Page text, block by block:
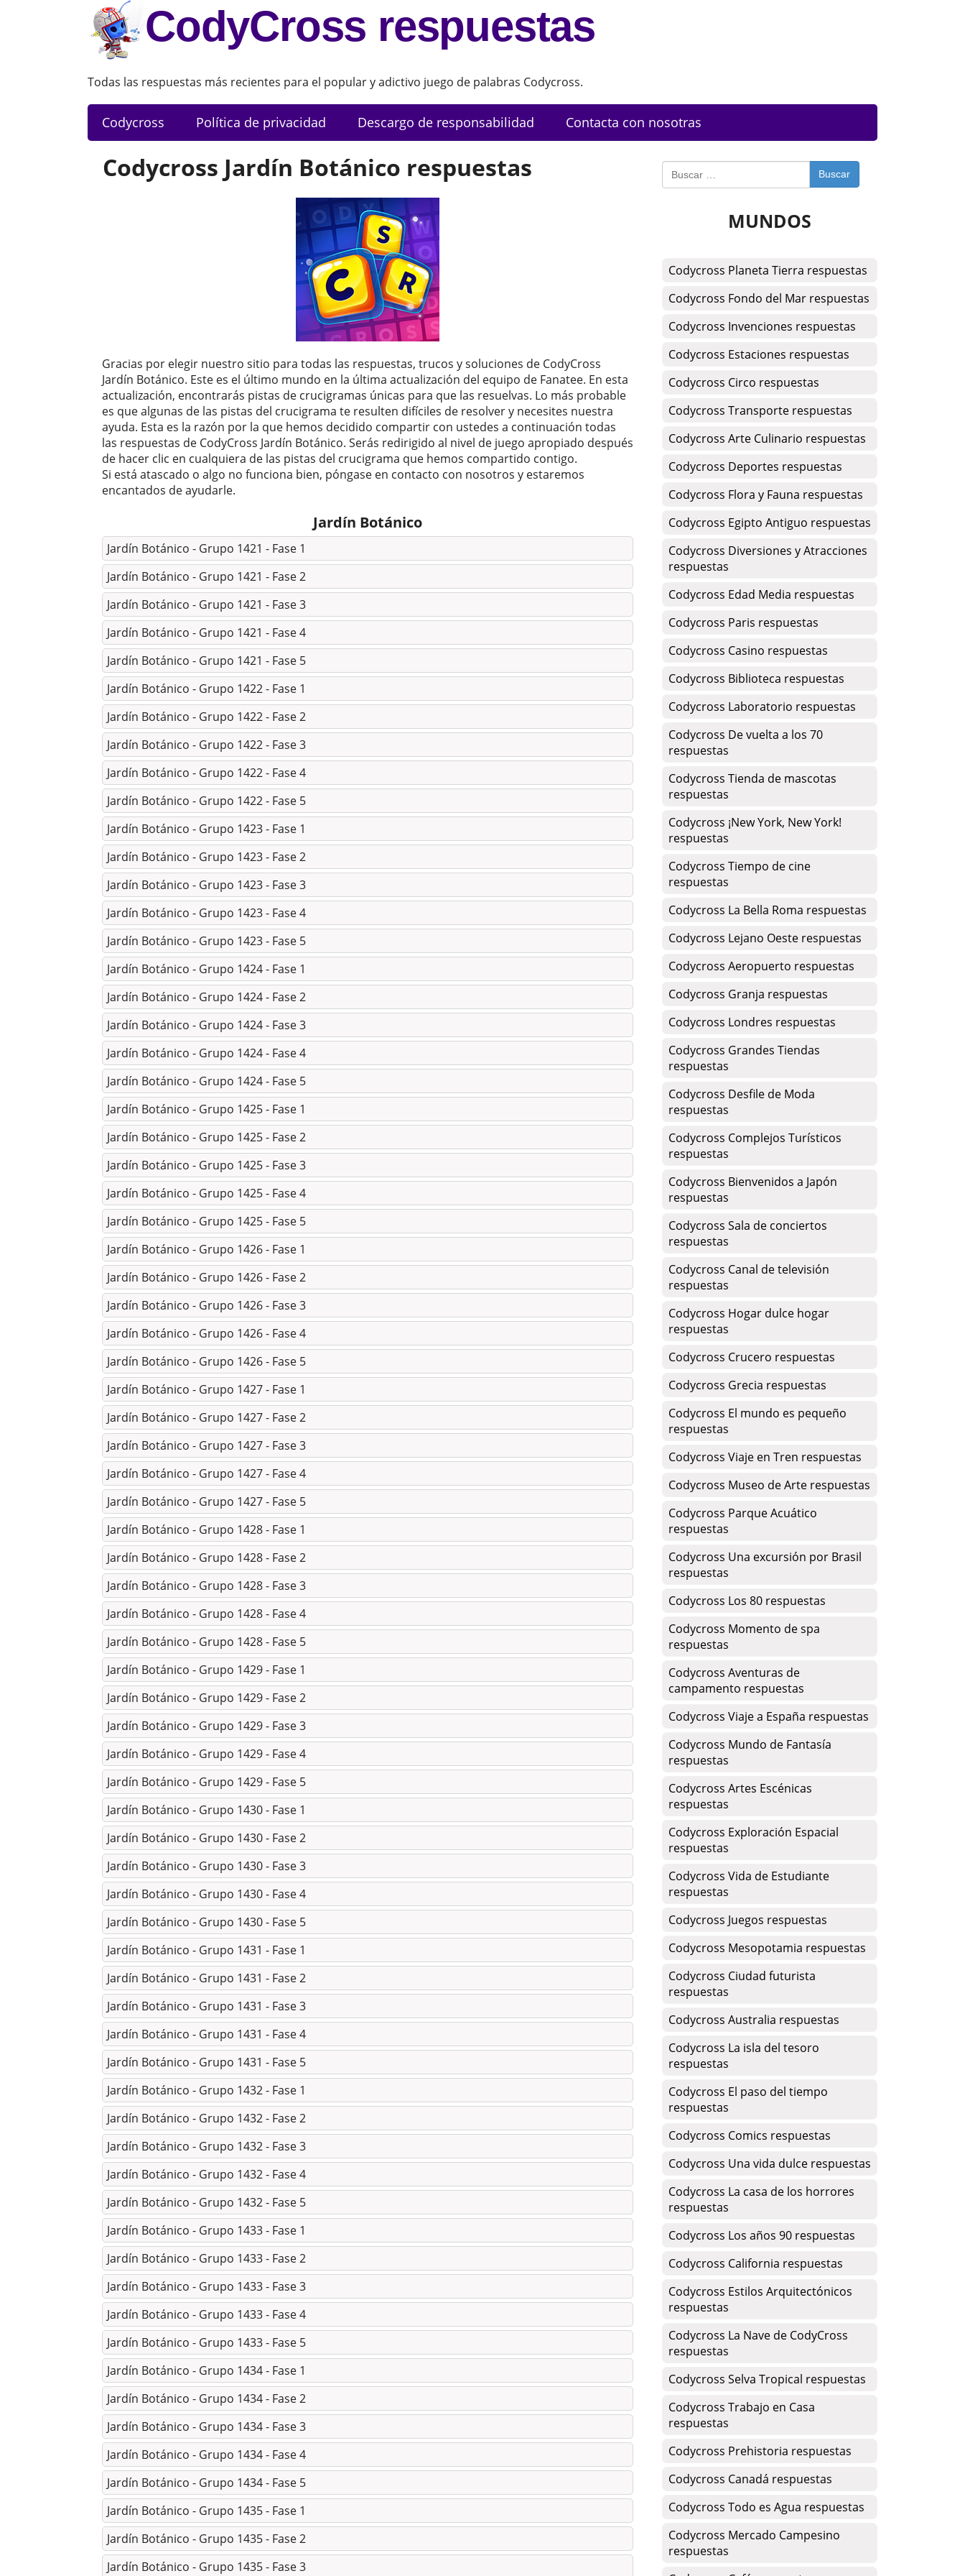
CodyCross respuestas
Todas las respuestas más recientes para el popular y adictivo juego de palabras Codycross.
Codycross Política de privacidad Descargo de responsabilidad Contacta con nosotras
Codycross Jardín Botánico respuestas
Gracias por elegir nuestro sitio para todas las respuestas, trucos y soluciones de CodyCross
Jardín Botánico. Este es el último mundo en la última actualización del equipo de Fanatee. En esta
actualización, encontrarás pistas de crucigramas únicas para que las resuelvas. Lo más probable
es que algunas de las pistas del crucigrama te resulten difíciles de resolver y necesites nuestra
ayuda. Esta es la razón por la que hemos decidido compartir con ustedes a continuación todas
las respuestas de CodyCross Jardín Botánico. Serás redirigido al nivel de juego apropiado después
de hacer clic en cualquiera de las pistas del crucigrama que hemos compartido contigo.
Si está atascado o algo no funciona bien, póngase en contacto con nosotros y estaremos
encantados de ayudarle.
Jardín Botánico
Jardín Botánico - Grupo 1421 - Fase 1
Jardín Botánico - Grupo 1421 - Fase 2
Jardín Botánico - Grupo 1421 - Fase 3
Jardín Botánico - Grupo 1421 - Fase 4
Jardín Botánico - Grupo 1421 - Fase 5
Jardín Botánico - Grupo 1422 - Fase 1
Jardín Botánico - Grupo 1422 - Fase 2
Jardín Botánico - Grupo 1422 - Fase 3
Jardín Botánico - Grupo 1422 - Fase 4
Jardín Botánico - Grupo 1422 - Fase 5
Jardín Botánico - Grupo 1423 - Fase 1
Jardín Botánico - Grupo 1423 - Fase 2
Jardín Botánico - Grupo 1423 - Fase 3
Jardín Botánico - Grupo 1423 - Fase 4
Jardín Botánico - Grupo 1423 - Fase 5
Jardín Botánico - Grupo 1424 - Fase 1
Jardín Botánico - Grupo 1424 - Fase 2
Jardín Botánico - Grupo 1424 - Fase 3
Jardín Botánico - Grupo 1424 - Fase 4
Jardín Botánico - Grupo 1424 - Fase 5
Jardín Botánico - Grupo 1425 - Fase 1
Jardín Botánico - Grupo 1425 - Fase 2
Jardín Botánico - Grupo 1425 - Fase 3
Jardín Botánico - Grupo 1425 - Fase 4
Jardín Botánico - Grupo 1425 - Fase 5
Jardín Botánico - Grupo 1426 - Fase 1
Jardín Botánico - Grupo 1426 - Fase 2
Jardín Botánico - Grupo 1426 - Fase 3
Jardín Botánico - Grupo 1426 - Fase 4
Jardín Botánico - Grupo 1426 - Fase 5
Jardín Botánico - Grupo 1427 - Fase 1
Jardín Botánico - Grupo 1427 - Fase 2
Jardín Botánico - Grupo 1427 - Fase 3
Jardín Botánico - Grupo 1427 - Fase 4
Jardín Botánico - Grupo 1427 - Fase 5
Jardín Botánico - Grupo 1428 - Fase 1
Jardín Botánico - Grupo 1428 - Fase 2
Jardín Botánico - Grupo 1428 - Fase 3
Jardín Botánico - Grupo 1428 - Fase 4
Jardín Botánico - Grupo 1428 - Fase 5
Jardín Botánico - Grupo 1429 - Fase 1
Jardín Botánico - Grupo 1429 - Fase 2
Jardín Botánico - Grupo 1429 - Fase 3
Jardín Botánico - Grupo 1429 - Fase 4
Jardín Botánico - Grupo 1429 - Fase 5
Jardín Botánico - Grupo 1430 - Fase 1
Jardín Botánico - Grupo 1430 - Fase 2
Jardín Botánico - Grupo 1430 - Fase 3
Jardín Botánico - Grupo 1430 - Fase 4
Jardín Botánico - Grupo 1430 - Fase 5
Jardín Botánico - Grupo 1431 - Fase 1
Jardín Botánico - Grupo 1431 - Fase 2
Jardín Botánico - Grupo 1431 - Fase 3
Jardín Botánico - Grupo 1431 - Fase 4
Jardín Botánico - Grupo 1431 - Fase 5
Jardín Botánico - Grupo 1432 - Fase 1
Jardín Botánico - Grupo 1432 - Fase 2
Jardín Botánico - Grupo 1432 - Fase 3
Jardín Botánico - Grupo 1432 - Fase 4
Jardín Botánico - Grupo 1432 - Fase 5
Jardín Botánico - Grupo 1433 - Fase 1
Jardín Botánico - Grupo 1433 - Fase 2
Jardín Botánico - Grupo 1433 - Fase 3
Jardín Botánico - Grupo 1433 - Fase 4
Jardín Botánico - Grupo 1433 - Fase 5
Jardín Botánico - Grupo 1434 - Fase 1
Jardín Botánico - Grupo 1434 - Fase 2
Jardín Botánico - Grupo 1434 - Fase 3
Jardín Botánico - Grupo 1434 - Fase 4
Jardín Botánico - Grupo 1434 - Fase 5
Jardín Botánico - Grupo 1435 - Fase 1
Jardín Botánico - Grupo 1435 - Fase 2
Jardín Botánico - Grupo 1435 - Fase 3
Buscar
MUNDOS
Codycross Planeta Tierra respuestas
Codycross Fondo del Mar respuestas
Codycross Invenciones respuestas
Codycross Estaciones respuestas
Codycross Circo respuestas
Codycross Transporte respuestas
Codycross Arte Culinario respuestas
Codycross Deportes respuestas
Codycross Flora y Fauna respuestas
Codycross Egipto Antiguo respuestas
Codycross Diversiones y Atracciones
respuestas
Codycross Edad Media respuestas
Codycross Paris respuestas
Codycross Casino respuestas
Codycross Biblioteca respuestas
Codycross Laboratorio respuestas
Codycross De vuelta a los 70
respuestas
Codycross Tienda de mascotas
respuestas
Codycross ¡New York, New York!
respuestas
Codycross Tiempo de cine
respuestas
Codycross La Bella Roma respuestas
Codycross Lejano Oeste respuestas
Codycross Aeropuerto respuestas
Codycross Granja respuestas
Codycross Londres respuestas
Codycross Grandes Tiendas
respuestas
Codycross Desfile de Moda
respuestas
Codycross Complejos Turísticos
respuestas
Codycross Bienvenidos a Japón
respuestas
Codycross Sala de conciertos
respuestas
Codycross Canal de televisión
respuestas
Codycross Hogar dulce hogar
respuestas
Codycross Crucero respuestas
Codycross Grecia respuestas
Codycross El mundo es pequeño
respuestas
Codycross Viaje en Tren respuestas
Codycross Museo de Arte respuestas
Codycross Parque Acuático
respuestas
Codycross Una excursión por Brasil
respuestas
Codycross Los 80 respuestas
Codycross Momento de spa
respuestas
Codycross Aventuras de
campamento respuestas
Codycross Viaje a España respuestas
Codycross Mundo de Fantasía
respuestas
Codycross Artes Escénicas
respuestas
Codycross Exploración Espacial
respuestas
Codycross Vida de Estudiante
respuestas
Codycross Juegos respuestas
Codycross Mesopotamia respuestas
Codycross Ciudad futurista
respuestas
Codycross Australia respuestas
Codycross La isla del tesoro
respuestas
Codycross El paso del tiempo
respuestas
Codycross Comics respuestas
Codycross Una vida dulce respuestas
Codycross La casa de los horrores
respuestas
Codycross Los años 90 respuestas
Codycross California respuestas
Codycross Estilos Arquitectónicos
respuestas
Codycross La Nave de CodyCross
respuestas
Codycross Selva Tropical respuestas
Codycross Trabajo en Casa
respuestas
Codycross Prehistoria respuestas
Codycross Canadá respuestas
Codycross Todo es Agua respuestas
Codycross Mercado Campesino
respuestas